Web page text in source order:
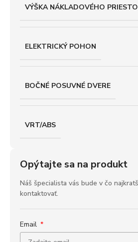
VÝŠKA NÁKLADOVÉHO
ELEKTRICKÝ POHON
BOČNÉ POSUVNÉ DVERE
VRT/ABS
Opýtajte sa na produkt
Náš špecialista vás bude v čo
kontaktovať.
Email